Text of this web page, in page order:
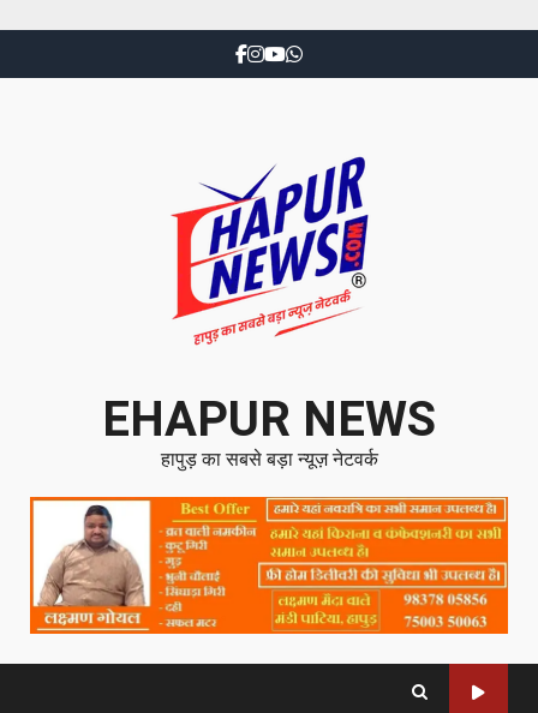
EHAPUR NEWS
हापुड़ का सबसे बड़ा न्यूज़ नेटवर्क